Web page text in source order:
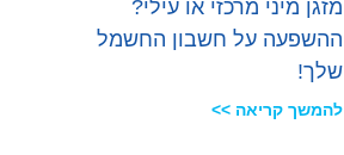
מזגן מיני מרכזי או עילי?
ההשפעה על חשבון החשמל
שלך!
להמשך קריאה >>